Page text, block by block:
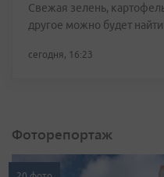
Свежая зелень,
другое можно будет
сегодня, 16:23
Фоторепортаж